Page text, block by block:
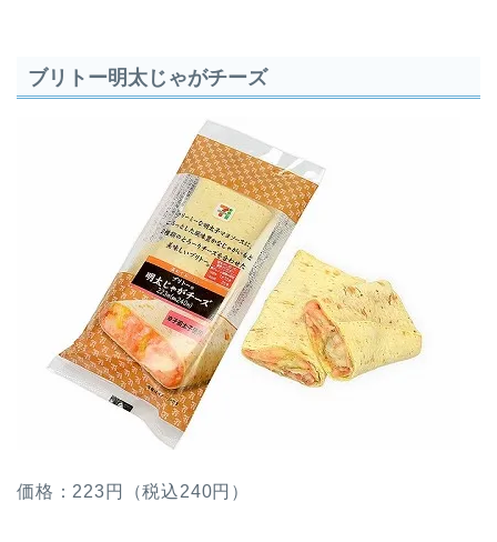
ブリトー明太じゃがチーズ
価格：223円（税込240円）